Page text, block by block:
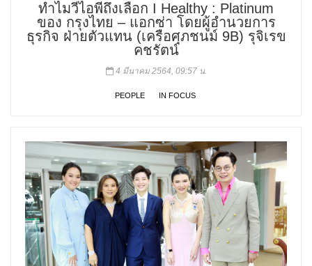
ทำไมวีไอพีถึงเลือก I Healthy : Platinum
ของ กรุงไทย – แอกซ่า โดยผู้อำนวยการ
ธุรกิจ ฝ่ายตัวแทน (เครือศุภชนม์ 9B) รุจิเรข
คชรัตน์
4 มีนาคม 2564, 09:57 น.
PEOPLE IN FOCUS